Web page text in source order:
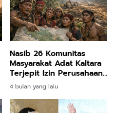
Nasib 26 Komunitas
Masyarakat Adat Kaltara
Terjepit Izin Perusahaan:
Hanya Satu yang Lolos
Verifikasi Lapangan
4 bulan yang lalu